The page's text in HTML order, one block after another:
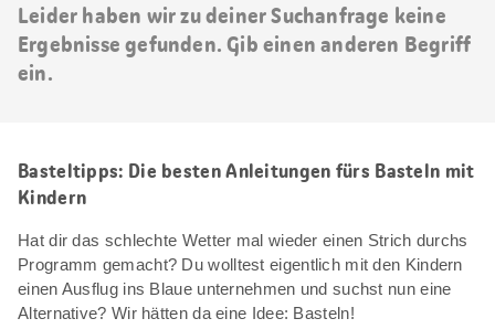
Leider haben wir zu deiner Suchanfrage keine
Ergebnisse gefunden. Gib einen anderen Begriff
ein.
Basteltipps: Die besten Anleitungen fürs Basteln mit
Kindern
Hat dir das schlechte Wetter mal wieder einen Strich durchs
Programm gemacht? Du wolltest eigentlich mit den Kindern
einen Ausflug ins Blaue unternehmen und suchst nun eine
Alternative? Wir hätten da eine Idee: Basteln!